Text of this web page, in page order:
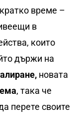
време –
в
които
държи на
новата
, така че
перете своите